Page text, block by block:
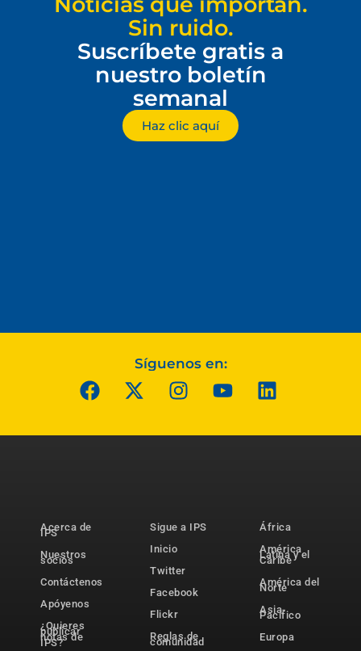
Sin ruido.
Suscríbete gratis a
nuestro boletín
semanal
Haz clic aquí
Síguenos en:
Acerca de
IPS
Nuestros
socios
Contáctenos
Apóyenos
¿Quieres
publicar
notas de
IPS?
Sigue a IPS
Inicio
Twitter
Facebook
Flickr
Reglas de
comunidad
África
América
Latina y el
Caribe
América del
Norte
Asia-
Pacífico
Europa